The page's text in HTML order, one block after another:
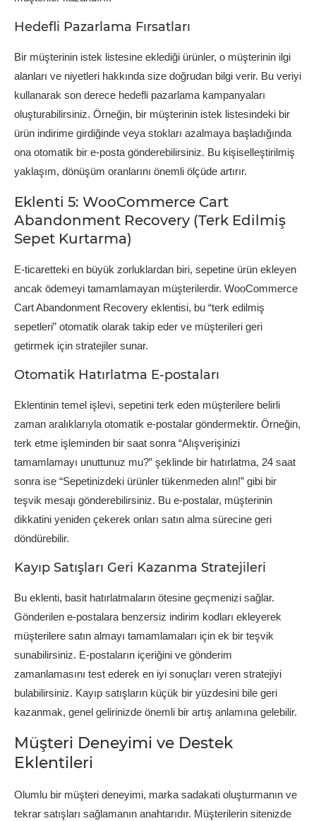
Hedefli Pazarlama Fırsatları
Bir müşterinin istek listesine eklediği ürünler, o müşterinin ilgi
alanları ve niyetleri hakkında size doğrudan bilgi verir. Bu veriyi
kullanarak son derece hedefli pazarlama kampanyaları
oluşturabilirsiniz. Örneğin, bir müşterinin istek listesindeki bir
ürün indirime girdiğinde veya stokları azalmaya başladığında
ona otomatik bir e-posta gönderebilirsiniz. Bu kişiselleştirilmiş
yaklaşım, dönüşüm oranlarını önemli ölçüde artırır.
Eklenti 5: WooCommerce Cart
Abandonment Recovery (Terk Edilmiş
Sepet Kurtarma)
E-ticaretteki en büyük zorluklardan biri, sepetine ürün ekleyen
ancak ödemeyi tamamlamayan müşterilerdir. WooCommerce
Cart Abandonment Recovery eklentisi, bu “terk edilmiş
sepetleri” otomatik olarak takip eder ve müşterileri geri
getirmek için stratejiler sunar.
Otomatik Hatırlatma E-postaları
Eklentinin temel işlevi, sepetini terk eden müşterilere belirli
zaman aralıklarıyla otomatik e-postalar göndermektir. Örneğin,
terk etme işleminden bir saat sonra “Alışverişinizi
tamamlamayı unuttunuz mu?” şeklinde bir hatırlatma, 24 saat
sonra ise “Sepetinizdeki ürünler tükenmeden alın!” gibi bir
teşvik mesajı gönderebilirsiniz. Bu e-postalar, müşterinin
dikkatini yeniden çekerek onları satın alma sürecine geri
döndürebilir.
Kayıp Satışları Geri Kazanma Stratejileri
Bu eklenti, basit hatırlatmaların ötesine geçmenizi sağlar.
Gönderilen e-postalara benzersiz indirim kodları ekleyerek
müşterilere satın almayı tamamlamaları için ek bir teşvik
sunabilirsiniz. E-postaların içeriğini ve gönderim
zamanlamasını test ederek en iyi sonuçları veren stratejiyi
bulabilirsiniz. Kayıp satışların küçük bir yüzdesini bile geri
kazanmak, genel gelirinizde önemli bir artış anlamına gelebilir.
Müşteri Deneyimi ve Destek
Eklentileri
Olumlu bir müşteri deneyimi, marka sadakati oluşturmanın ve
tekrar satışları sağlamanın anahtarıdır. Müşterilerin sitenizde